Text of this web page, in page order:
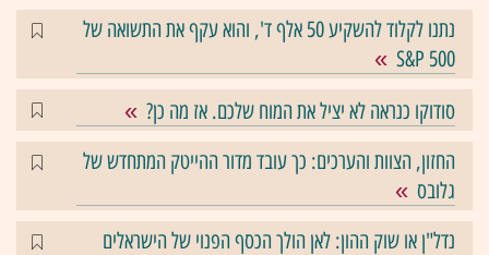
נתנו לקלוד להשקיע 50 אלף ד', והוא עקף את התשואה של
S&P 500
סודוקו כנראה לא יציל את המוח שלכם. אז מה כן?
החזון, הצוות והערכים: כך עובד מדור ההייטק המתחדש של
גלובס
נדל"ן או שוק ההון: לאן הולך הכסף הפנוי של הישראלים